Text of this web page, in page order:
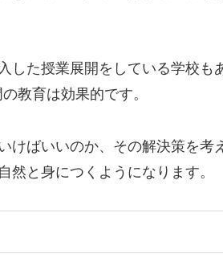
した授業展開をしている学校
教育は効果的です。
けばいいのか、その解決策を
然と身につくようになります。